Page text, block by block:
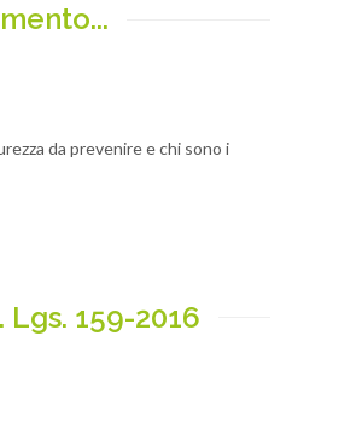
da prevenire e chi sono i
159-2016